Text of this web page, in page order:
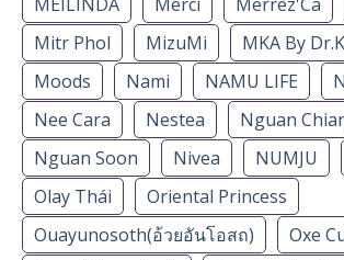
Mitr Phol
MizuMi
MKA By
Moods
Nami NAMU LIFE
Nee Cara
Nestea
Nguan
Nguan Soon
Nivea NUMJU
Olay Thái
Oriental Princess
Ouayunosoth(อ้วยอันโอสถ)
Oxe